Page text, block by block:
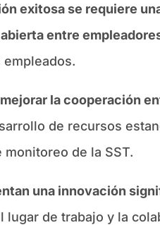
exitosa se requiere
entre
la cooperación
de recursos
de la SST.
una innovación
de trabajo y la